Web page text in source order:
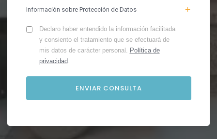
Información sobre Protección de Datos
Declaro haber entendido la información facilitada
y consiento el tratamiento que se efectuará de
mis datos de carácter personal. Política de
privacidad.